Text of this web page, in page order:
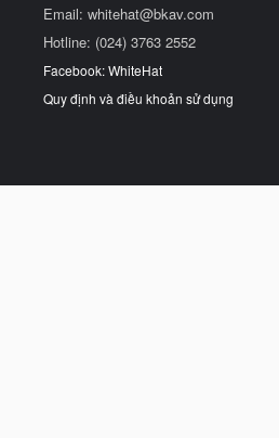
Email: whitehat@bkav.com
Hotline: (024) 3763 2552
Facebook: WhiteHat
Quy định và điều khoản sử dụng